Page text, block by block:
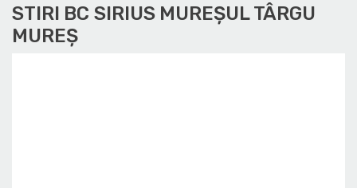
STIRI BC SIRIUS MUREȘUL TÂRGU
MUREȘ